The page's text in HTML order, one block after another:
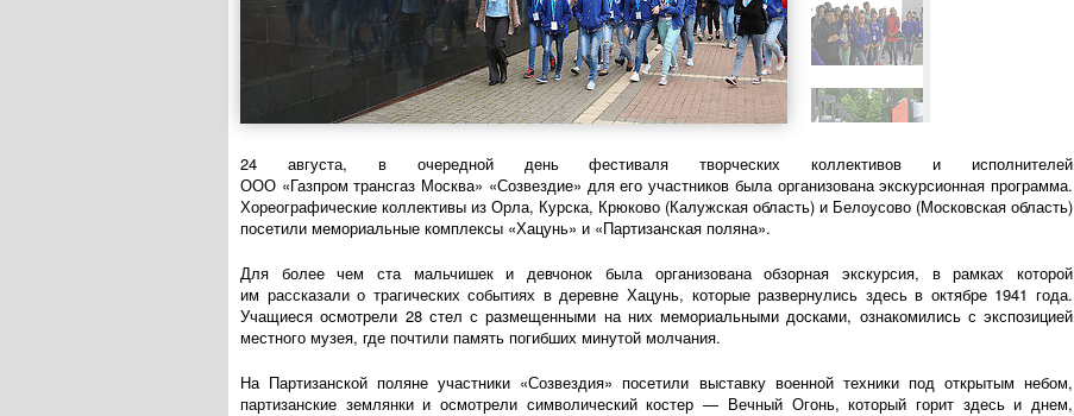
24 августа, в очередной день фестиваля творческих коллективов и исполнителей
ООО «Газпром трансгаз Москва» «Созвездие» для его участников была организована экскурсионная программа.
Хореографические коллективы из Орла, Курска, Крюково (Калужская область) и Белоусово (Московская область)
посетили мемориальные комплексы «Хацунь» и «Партизанская поляна».
Для более чем ста мальчишек и девчонок была организована обзорная экскурсия, в рамках которой
им рассказали о трагических событиях в деревне Хацунь, которые развернулись здесь в октябре 1941 года.
Учащиеся осмотрели 28 стел с размещенными на них мемориальными досками, ознакомились с экспозицией
местного музея, где почтили память погибших минутой молчания.
На Партизанской поляне участники «Созвездия» посетили выставку военной техники под открытым небом,
партизанские землянки и осмотрели символический костер — Вечный Огонь, который горит здесь и днем,